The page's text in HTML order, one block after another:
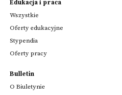
Edukacja i praca
Wszystkie
Oferty edukacyjne
Stypendia
Oferty pracy
Bulletin
O Biuletynie